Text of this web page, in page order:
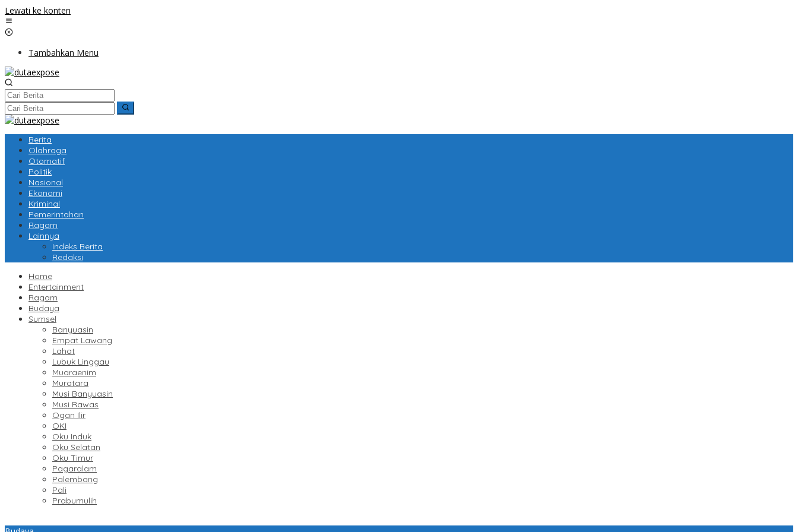
Lewati ke konten
Tambahkan Menu
Berita
Olahraga
Otomatif
Politik
Nasional
Ekonomi
Kriminal
Pemerintahan
Ragam
Lainnya
Indeks Berita
Redaksi
Home
Entertainment
Ragam
Budaya
Sumsel
Banyuasin
Empat Lawang
Lahat
Lubuk Linggau
Muaraenim
Muratara
Musi Banyuasin
Musi Rawas
Ogan Ilir
OKI
Oku Induk
Oku Selatan
Oku Timur
Pagaralam
Palembang
Pali
Prabumulih